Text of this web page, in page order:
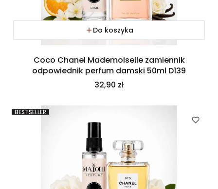
Do koszyka
Coco Chanel Mademoiselle zamiennik
odpowiednik perfum damski 50ml D139
Cena
32,90 zł
BESTSELLER